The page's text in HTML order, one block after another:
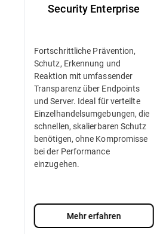
Security Enterprise
Fortschrittliche Prävention,
Schutz, Erkennung und
Reaktion mit umfassender
Transparenz über Endpoints
und Server. Ideal für verteilte
Einzelhandelsumgebungen, die
schnellen, skalierbaren Schutz
benötigen, ohne Kompromisse
bei der Performance
einzugehen.
Mehr erfahren